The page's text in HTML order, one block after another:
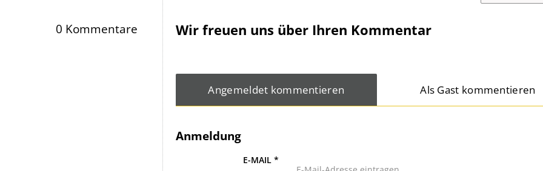
0 Kommentare Wir freuen uns über Ihren Kommentar
Angemeldet kommentieren Als Gast kommentieren
Anmeldung
E-MAIL*